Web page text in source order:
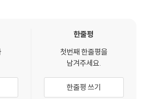
한줄평
첫번째 한줄평을
남겨주세요.
한줄평 쓰기